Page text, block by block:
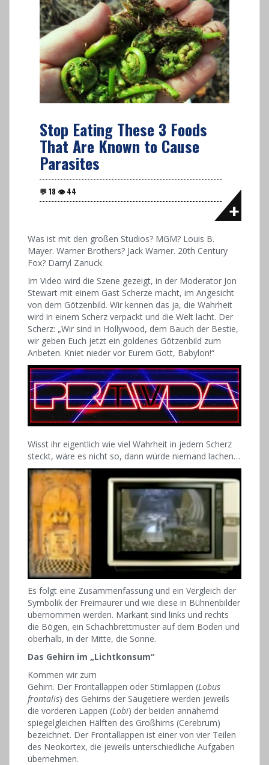
Stop Eating These 3 Foods
That Are Known to Cause
Parasites
Was ist mit den großen Studios? MGM? Louis B.
Mayer. Warner Brothers? Jack Warner. 20th Century
Fox? Darryl Zanuck.
Im Video wird die Szene gezeigt, in der Moderator Jon
Stewart mit einem Gast Scherze macht, im Angesicht
von dem Götzenbild. Wir kennen das ja, die Wahrheit
wird in einem Scherz verpackt und die Welt lacht. Der
Scherz: „Wir sind in Hollywood, dem Bauch der Bestie,
wir geben Euch jetzt ein goldenes Götzenbild zum
Anbeten. Kniet nieder vor Eurem Gott, Babylon!“
Wisst ihr eigentlich wie viel Wahrheit in jedem Scherz
steckt, wäre es nicht so, dann würde niemand lachen…
Es folgt eine Zusammenfassung und ein Vergleich der
Symbolik der Freimaurer und wie diese in Bühnenbilder
übernommen werden. Markant sind links und rechts
die Bögen, ein Schachbrettmuster auf dem Boden und
oberhalb, in der Mitte, die Sonne.
Das Gehirn im „Lichtkonsum“
Kommen wir zum
Gehirn. Der Frontallappen oder Stirnlappen (Lobus
frontalis) des Gehirns der Säugetiere werden jeweils
die vorderen Lappen (Lobi) der beiden annähernd
spiegelgleichen Hälften des Großhirns (Cerebrum)
bezeichnet. Der Frontallappen ist einer von vier Teilen
des Neokortex, die jeweils unterschiedliche Aufgaben
übernehmen.